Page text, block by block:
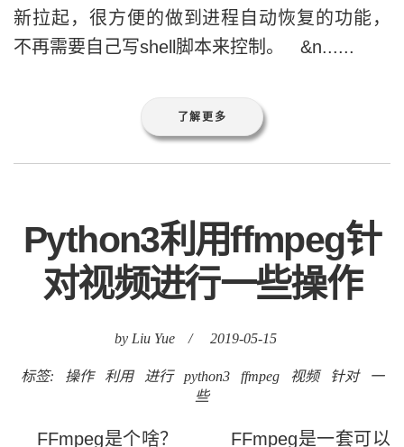
新拉起，很方便的做到进程自动恢复的功能，
不再需要自己写shell脚本来控制。 &n......
了解更多
Python3利用ffmpeg针
对视频进行一些操作
by Liu Yue / 2019-05-15
标签: 操作 利用 进行 python3 ffmpeg 视频 针对
一
些
FFmpeg是个啥？ FFmpeg是一套可以